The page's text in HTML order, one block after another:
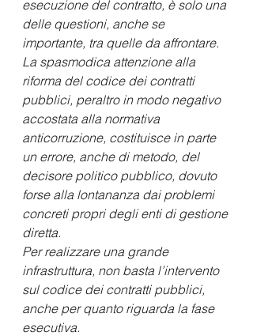
esecuzione del contratto, è solo una
delle questioni, anche se
importante, tra quelle da affrontare.
La spasmodica attenzione alla
riforma del codice dei contratti
pubblici, peraltro in modo negativo
accostata alla normativa
anticorruzione, costituisce in parte
un errore, anche di metodo, del
decisore politico pubblico, dovuto
forse alla lontananza dai problemi
concreti propri degli enti di gestione
diretta.
Per realizzare una grande
infrastruttura, non basta l’intervento
sul codice dei contratti pubblici,
anche per quanto riguarda la fase
esecutiva.